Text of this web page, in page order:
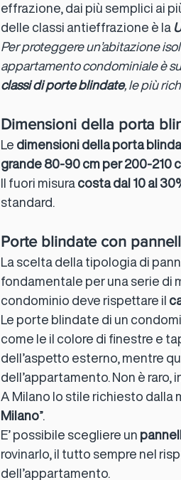
effrazione, dai più semplici ai
delle classi antieffrazione è la
Per proteggere un’abitazione
appartamento condominiale è
classi di porte blindate, le più
Dimensioni della porta
Le dimensioni della porta
grande 80-90 cm per 200-210
Il fuori misura costa dal 10 al
standard.
Porte blindate con
La scelta della tipologia di
fondamentale per una serie di
condominio deve rispettare il
Le porte blindate di un
come le il colore di finestre e
dell’aspetto esterno, mentre
dell’appartamento. Non è
A Milano lo stile richiesto dalla
Milano”.
E’ possibile scegliere un
rovinarlo, il tutto sempre nel
dell’appartamento.